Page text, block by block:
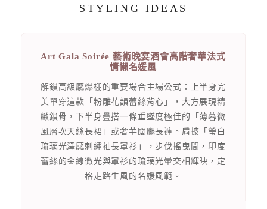
STYLING IDEAS
Art Gala Soirée 藝術晚宴酒會高階奢華法式
慵懶名媛風
解鎖高級感爆棚的重要場合主場公式：上半身完
美單穿這款「粉雕花韻蕾絲背心」，大方展現精
緻鎖骨，下半身疊搭一條垂墜度極佳的「薄暮微
風層次天絲長裙」或奢華闊腿長褲。肩披「瑩白
琉璃光澤感刺繡袖長罩衫」，步伐搖曳間，印度
蕾絲的金線微光與罩衫的琉璃光暈交相輝映，定
格走路生風的名媛風範。